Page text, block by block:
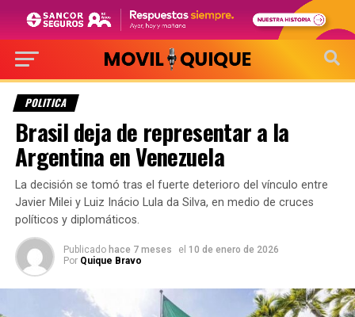
POLITICA
Brasil deja de representar a la
Argentina en Venezuela
La decisión se tomó tras el fuerte deterioro del vínculo entre
Javier Milei y Luiz Inácio Lula da Silva, en medio de cruces
políticos y diplomáticos.
Publicado hace 7 meses el 10 de enero de 2026
Por Quique Bravo